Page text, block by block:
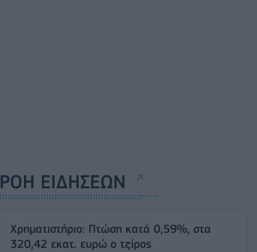
ΡΟΗ ΕΙΔΗΣΕΩΝ
Χρηματιστήριο: Πτώση κατά 0,59%, στα
320,42 εκατ. ευρώ ο τζίρος